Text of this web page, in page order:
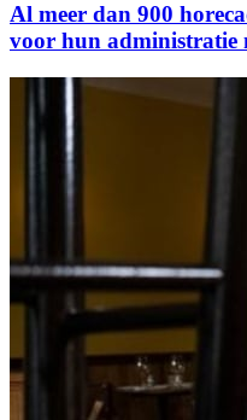
Al meer dan 900
voor hun administratie